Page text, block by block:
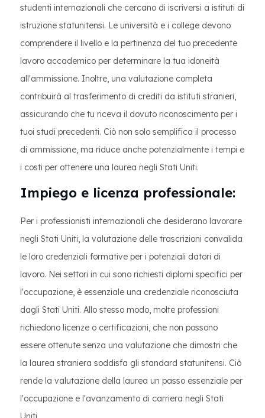
studenti internazionali che cercano di iscriversi a istituti di
istruzione statunitensi. Le università e i college devono
comprendere il livello e la pertinenza del tuo precedente
lavoro accademico per determinare la tua idoneità
all'ammissione. Inoltre, una valutazione completa
contribuirà al trasferimento di crediti da istituti stranieri,
assicurando che tu riceva il dovuto riconoscimento per i
tuoi studi precedenti. Ciò non solo semplifica il processo
di ammissione, ma riduce anche potenzialmente i tempi e
i costi per ottenere una laurea negli Stati Uniti.
Impiego e licenza professionale:
Per i professionisti internazionali che desiderano lavorare
negli Stati Uniti, la valutazione delle trascrizioni convalida
le loro credenziali formative per i potenziali datori di
lavoro. Nei settori in cui sono richiesti diplomi specifici per
l'occupazione, è essenziale una credenziale riconosciuta
dagli Stati Uniti. Allo stesso modo, molte professioni
richiedono licenze o certificazioni, che non possono
essere ottenute senza una valutazione che dimostri che
la laurea straniera soddisfa gli standard statunitensi. Ciò
rende la valutazione della laurea un passo essenziale per
l'occupazione e l'avanzamento di carriera negli Stati